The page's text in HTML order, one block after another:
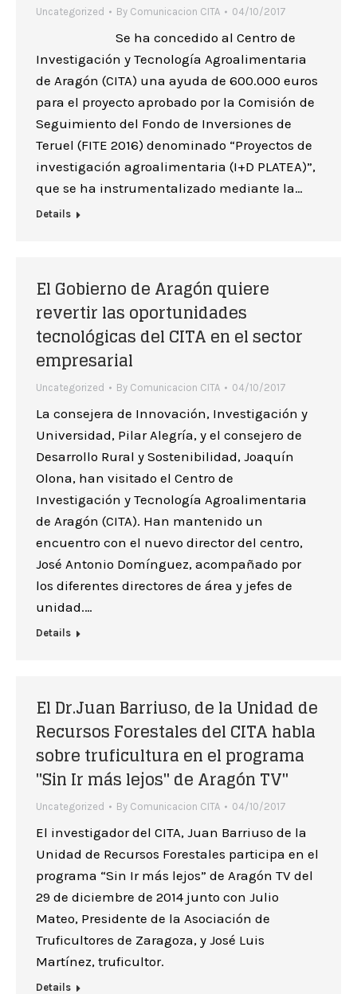
Uncategorized By Comunicacion CITA 04/10/2017
Se ha concedido al Centro de
Investigación y Tecnología Agroalimentaria
de Aragón (CITA) una ayuda de 600.000 euros
para el proyecto aprobado por la Comisión de
Seguimiento del Fondo de Inversiones de
Teruel (FITE 2016) denominado “Proyectos de
investigación agroalimentaria (I+D PLATEA)”,
que se ha instrumentalizado mediante la…
Details
El Gobierno de Aragón quiere
revertir las oportunidades
tecnológicas del CITA en el sector
empresarial
Uncategorized By Comunicacion CITA 04/10/2017
La consejera de Innovación, Investigación y
Universidad, Pilar Alegría, y el consejero de
Desarrollo Rural y Sostenibilidad, Joaquín
Olona, han visitado el Centro de
Investigación y Tecnología Agroalimentaria
de Aragón (CITA). Han mantenido un
encuentro con el nuevo director del centro,
José Antonio Domínguez, acompañado por
los diferentes directores de área y jefes de
unidad.…
Details
El Dr.Juan Barriuso, de la Unidad de
Recursos Forestales del CITA habla
sobre truficultura en el programa
"Sin Ir más lejos" de Aragón TV"
Uncategorized By Comunicacion CITA 04/10/2017
El investigador del CITA, Juan Barriuso de la
Unidad de Recursos Forestales participa en el
programa “Sin Ir más lejos” de Aragón TV del
29 de diciembre de 2014 junto con Julio
Mateo, Presidente de la Asociación de
Truficultores de Zaragoza, y José Luis
Martínez, truficultor.
Details